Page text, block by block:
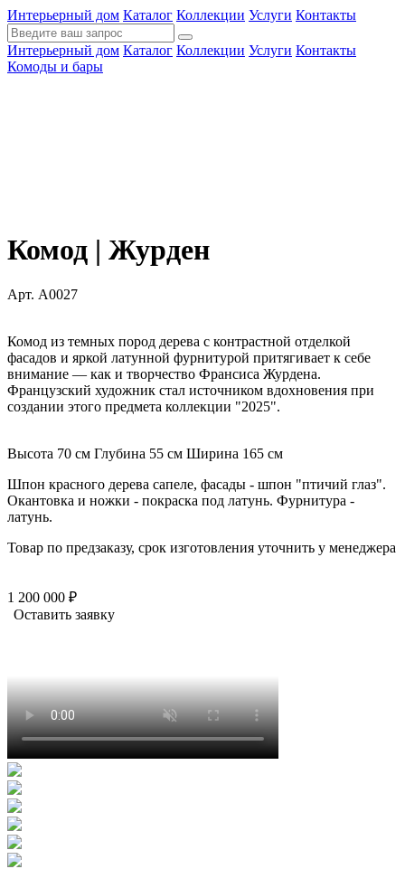
Интерьерный дом Каталог Коллекции Услуги Контакты
Интерьерный дом Каталог Коллекции Услуги Контакты
Комоды и бары
Комод | Журден
Арт. A0027
Комод из темных пород дерева с контрастной отделкой
фасадов и яркой латунной фурнитурой притягивает к себе
внимание — как и творчество Франсиса Журдена.
Французский художник стал источником вдохновения при
создании этого предмета коллекции "2025".
Высота 70 см Глубина 55 см Ширина 165 см
Шпон красного дерева сапеле, фасады - шпон "птичий глаз".
Окантовка и ножки - покраска под латунь. Фурнитура -
латунь.
Товар по предзаказу, срок изготовления уточнить у менеджера
1 200 000 ₽
Оставить заявку